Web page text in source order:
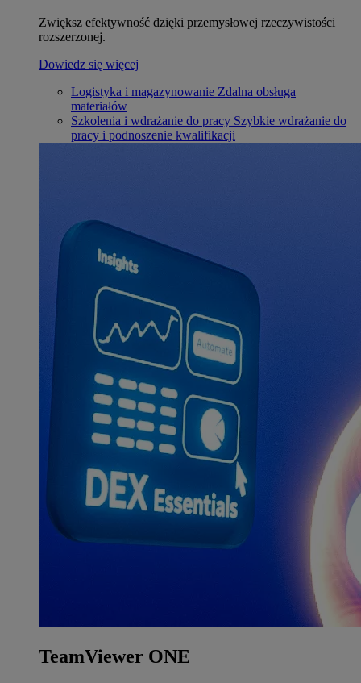
Zwiększ efektywność dzięki przemysłowej rzeczywistości
rozszerzonej.
Dowiedz się więcej
Logistyka i magazynowanie Zdalna obsługa
materiałów
Szkolenia i wdrażanie do pracy Szybkie wdrażanie do
pracy i podnoszenie kwalifikacji
TeamViewer ONE